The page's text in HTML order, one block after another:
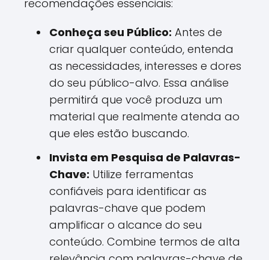
recomendações essenciais:
Conheça seu Público: Antes de
criar qualquer conteúdo, entenda
as necessidades, interesses e dores
do seu público-alvo. Essa análise
permitirá que você produza um
material que realmente atenda ao
que eles estão buscando.
Invista em Pesquisa de Palavras-
Chave: Utilize ferramentas
confiáveis para identificar as
palavras-chave que podem
amplificar o alcance do seu
conteúdo. Combine termos de alta